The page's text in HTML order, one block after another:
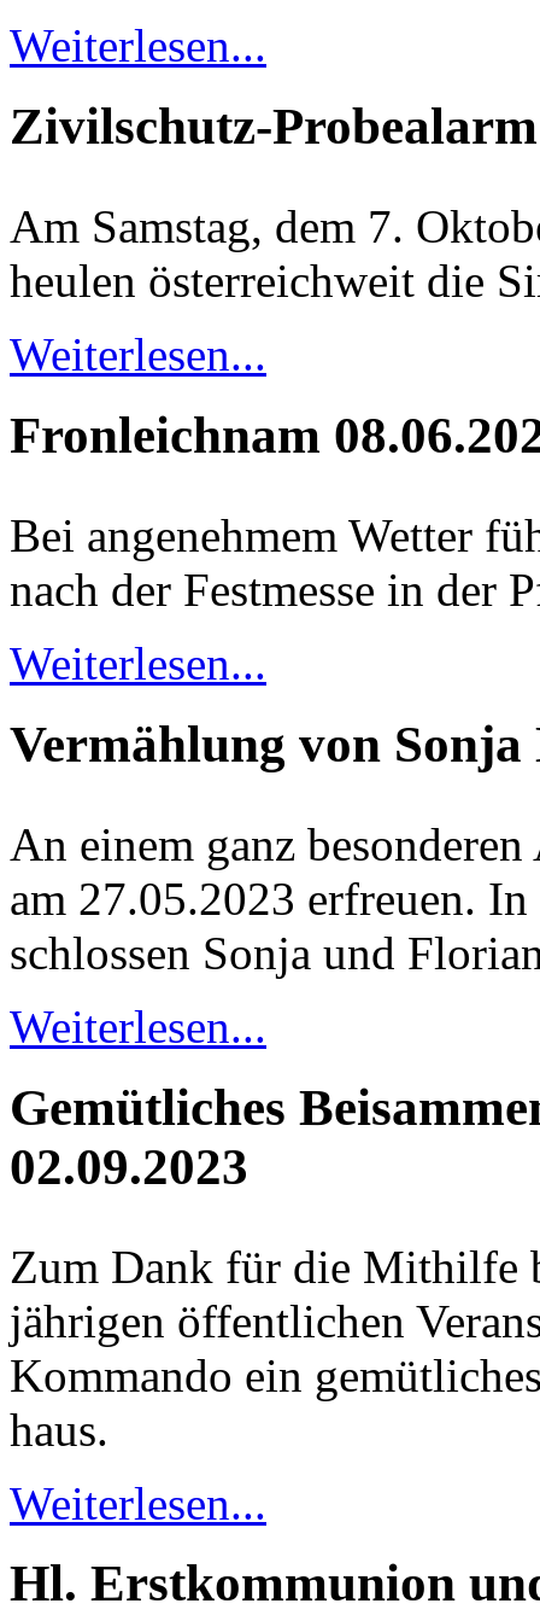
Weiterlesen...
Zivilschutz-
Am Samstag, dem 7.
heulen österreichweit die
Weiterlesen...
Fronleichnam
Bei angenehmem Wetter
nach der Festmesse in der
Weiterlesen...
Vermählung von
An einem ganz
am 27.05.2023 erfreuen.
schlossen Sonja und
Weiterlesen...
Gemütliches
02.09.2023
Zum Dank für die Mithilfe
jährigen öffentlichen
Kommando ein
haus.
Weiterlesen...
Hl. Erstkommunion